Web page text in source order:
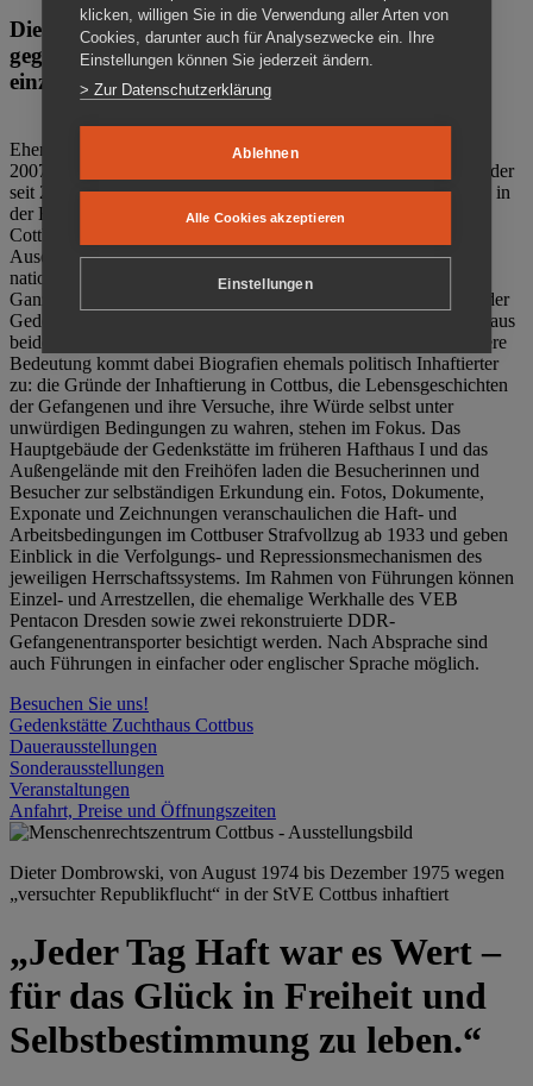
Die Gedenkstätte Zuchthaus Cottbus ist ein Ort
gegen das Vergessen. Anschaulich, nah und
einzigartig.
Ehemalige politische Häftlinge der DDR gründeten im Oktober
2007 den Verein Menschenrechtszentrum Cottbus e. V. (MRZ), der
seit 2011 Eigentümer des ehemaligen Gefängnisses (1860-2002) in
der Bautzener Straße und Träger der Gedenkstätte Zuchthaus
Cottbus ist. Im Zentrum der Arbeit der Gedenkstätte steht die
Auseinandersetzung mit politischem Unrecht während der
nationalsozialistischen Terrorherrschaft und der SED-Diktatur.
Ganzjährig zeigen mehrere Dauer- und Sonderausstellungen in der
Gedenkstätte Zuchthaus Cottbus Beispiele politischen Unrechts aus
beiden deutschen Diktaturen des 20. Jahrhunderts. Eine besondere
Bedeutung kommt dabei Biografien ehemals politisch Inhaftierter
zu: die Gründe der Inhaftierung in Cottbus, die Lebensgeschichten
der Gefangenen und ihre Versuche, ihre Würde selbst unter
unwürdigen Bedingungen zu wahren, stehen im Fokus. Das
Hauptgebäude der Gedenkstätte im früheren Hafthaus I und das
Außengelände mit den Freihöfen laden die Besucherinnen und
Besucher zur selbständigen Erkundung ein. Fotos, Dokumente,
Exponate und Zeichnungen veranschaulichen die Haft- und
Arbeitsbedingungen im Cottbuser Strafvollzug ab 1933 und geben
Einblick in die Verfolgungs- und Repressionsmechanismen des
jeweiligen Herrschaftssystems. Im Rahmen von Führungen können
Einzel- und Arrestzellen, die ehemalige Werkhalle des VEB
Pentacon Dresden sowie zwei rekonstruierte DDR-
Gefangenentransporter besichtigt werden. Nach Absprache sind
auch Führungen in einfacher oder englischer Sprache möglich.
Besuchen Sie uns!
Gedenkstätte Zuchthaus Cottbus
Dauerausstellungen
Sonderausstellungen
Veranstaltungen
Anfahrt, Preise und Öffnungszeiten
Dieter Dombrowski, von August 1974 bis Dezember 1975 wegen
„versuchter Republikflucht“ in der StVE Cottbus inhaftiert
„Jeder Tag Haft war es Wert –
für das Glück in Freiheit und
Selbstbestimmung zu leben.“
klicken, willigen Sie in die Verwendung aller Arten von
Cookies, darunter auch für Analysezwecke ein. Ihre
Einstellungen können Sie jederzeit ändern.
> Zur Datenschutzerklärung
Ablehnen
Alle Cookies akzeptieren
Einstellungen